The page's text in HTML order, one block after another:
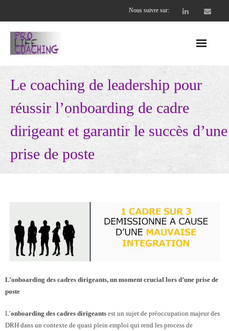
Nous suivre sur:
Accueil
Nos offres
- Entreprises
- - CEO et cadres dirigeants
- - Équipes soudées et performantes
- - SuperVision Collective en tandem
- - l’IA au service du coach professionnel
Le coaching de leadership pour
réussir l’onboarding de cadre
dirigeant et garantir le succès d’une
prise de poste
L’onboarding des cadres dirigeants, un moment crucial lors d’une prise de
poste
L’onboarding des cadres dirigeants est un sujet de préoccupation majeur des
DRH dans un contexte de quasi plein emploi qui rend les process de